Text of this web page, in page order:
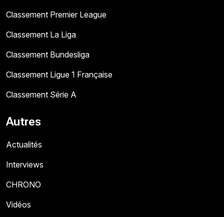
Classement Premier League
Classement La Liga
Classement Bundesliga
Classement Ligue 1 Française
Classement Série A
Autres
Actualités
Interviews
CHRONO
Vidéos